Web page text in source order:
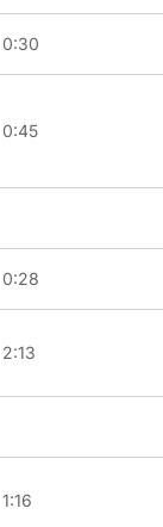
0:30
0:45
0:28
2:13
1:16